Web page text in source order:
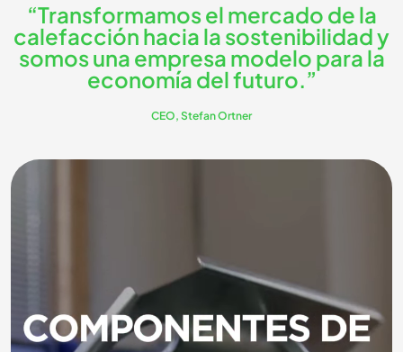
“Transformamos el mercado de la
calefacción hacia la sostenibilidad y
somos una empresa modelo para la
economía del futuro.”
CEO, Stefan Ortner